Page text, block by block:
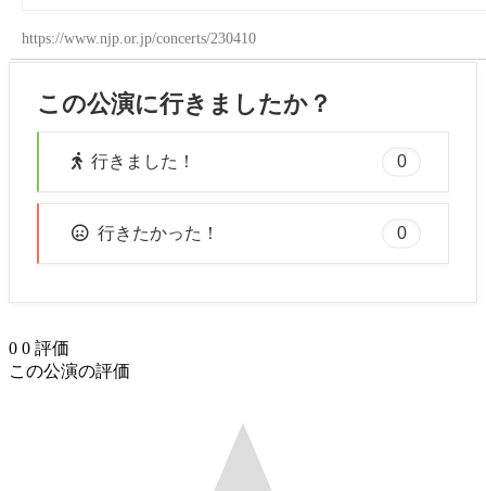
https://www.njp.or.jp/concerts/230410
この公演に行きましたか？
行きました！ 0
行きたかった！ 0
0 0 評価
この公演の評価